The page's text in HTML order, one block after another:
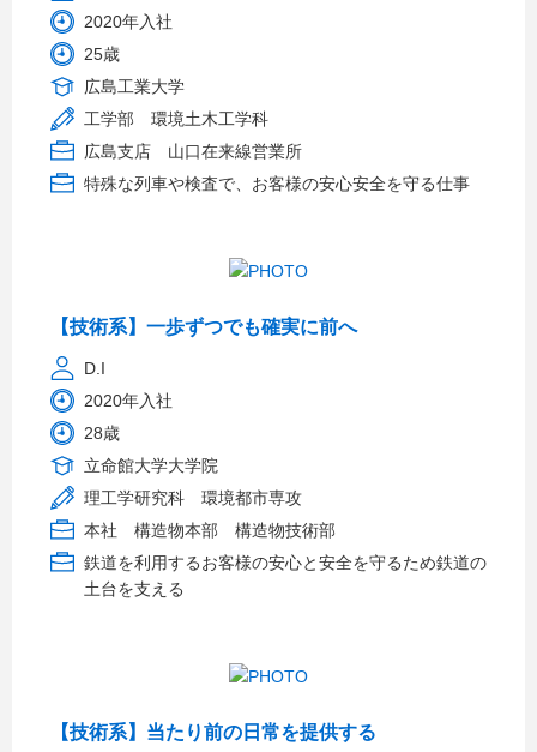
2020年入社
25歳
広島工業大学
工学部 環境土木工学科
広島支店 山口在来線営業所
特殊な列車や検査で、お客様の安心安全を守る仕事
【技術系】一歩ずつでも確実に前へ
D.I
2020年入社
28歳
立命館大学大学院
理工学研究科 環境都市専攻
本社 構造物本部 構造物技術部
鉄道を利用するお客様の安心と安全を守るため鉄道の
土台を支える
【技術系】当たり前の日常を提供する